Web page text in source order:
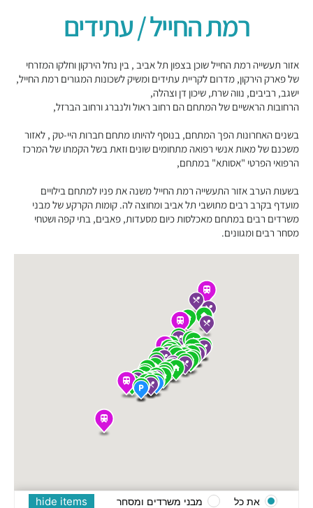
רמת החייל / עתידים
אזור תעשייה רמת החייל שוכן בצפון תל אביב , בין נחל הירקון וחלקו המזרחי
של פארק הירקון, מדרום לקריית עתידים ומשיק לשכונות המגורים רמת החייל,
ישגב, רביבים, נווה שרת, שיכון דן וצהלה,
הרחובות הראשיים של המתחם הם רחוב ראול ולנברג ורחוב הברזל,
בשנים האחרונות הפך המתחם, בנוסף להיותו מתחם חברות היי-טק , לאזור
משכנם של מאות אנשי רפואה מתחומים שונים וזאת בשל הקמתו של המרכז
הרפואי הפרטי "אסותא" במתחם,
בשעות הערב אזור התעשייה רמת החייל משנה את פניו למתחם בילויים
מועדף בקרב רבים מתושבי תל אביב ומחוצה לה. קומות הקרקע של מבני
משרדים רבים במתחם מאכלסות כיום מסעדות, פאבים, בתי קפה ושטחי
מסחר רבים ומגוונים.
hide items את כל
מבני משרדים ומסחר